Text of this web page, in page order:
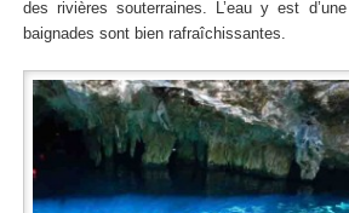
des rivières souterraines. L’eau y est
baignades sont bien rafraîchissantes.